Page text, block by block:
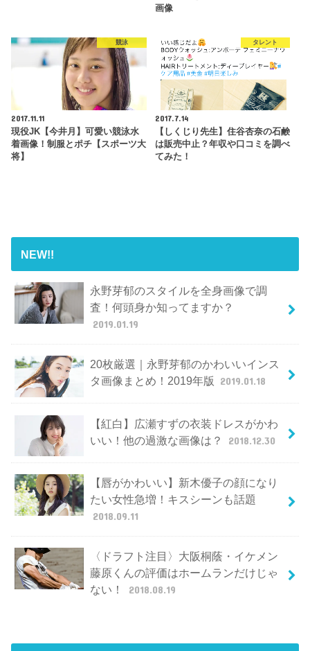
画像
競泳
2017.11.11
現役JK【今井月】可愛い競泳水
着画像！制服とポチ【スポーツ大
将】
タレント
2017.7.14
【しくじり先生】住谷杏奈の石鹸
は販売中止？年収や口コミを調べ
てみた！
NEW!!
永野芽郁のスタイルを全身画像で調
査！何頭身か知ってますか？
2019.01.19
20枚厳選｜永野芽郁のかわいいインス
タ画像まとめ！2019年版
2019.01.18
【紅白】広瀬すずの衣装ドレスがかわ
いい！他の過激な画像は？
2018.12.30
【唇がかわいい】新木優子の顔になり
たい女性急増！キスシーンも話題
2018.09.11
〈ドラフト注目〉大阪桐蔭・イケメン
藤原くんの評価はホームランだけじゃ
ない！
2018.08.19